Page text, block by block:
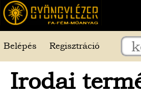
Belépés Regisztráció
Irodai